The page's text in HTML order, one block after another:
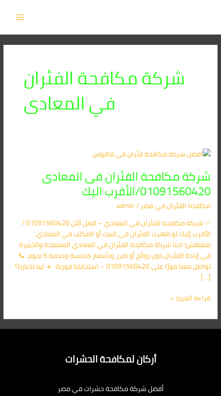
شركة مكافحة الفئران
في المعادى
شركة مكافحة الفئران فى المعادى
01091560420/الأقرب اليك
مكافحة الفئران​ في مصر/
admin
✅ شركة مكافحة الفئران في المعادي – اتصل الآن 01091560420 /
الأقرب إليك لو ظهرت الفئران في البيت أو المكتب في المعادي،
متقلقش! احنا شركة مكافحة الفئران في المعادي المعتمدة والخبيرة
في إبادة الفئران دون روائح أو ضرر، وبأسعار مناسبة وخدمة 5 نجوم. 📞
تواصل معنا فورًا على 01091560420 – استجابتنا فورية. 🔹 ليه تختارنا؟
[…]
شركة
الفئران
فى
المعادى
01091560420/
الأقرب
اليك
قراءة المزيد »
أركان لمكافحة الحشرات
أفضل شركة مكافحة حشرات في مصر